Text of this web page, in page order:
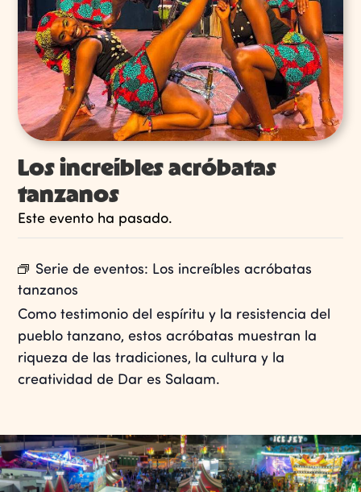
Los increíbles acróbatas
tanzanos
Este evento ha pasado.
Serie de eventos: Los increíbles acróbatas
tanzanos
Como testimonio del espíritu y la resistencia del
pueblo tanzano, estos acróbatas muestran la
riqueza de las tradiciones, la cultura y la
creatividad de Dar es Salaam.